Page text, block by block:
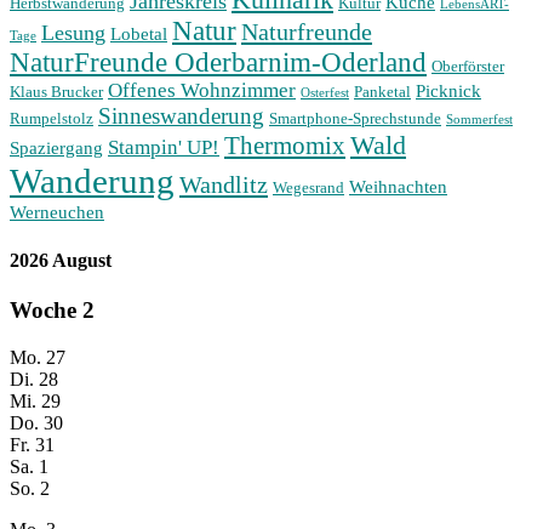
LebensART-
Tage Lesung Lobetal NaturNaturfreunde
NaturFreunde Oderbarnim-Oderland Oberförster
Klaus Brucker Offenes Wohnzimmer Osterfest Panketal Picknick
Rumpelstolz Sinneswanderung Smartphone-Sprechstunde Sommerfest
Spaziergang Stampin' UP! ThermomixWald
Wanderung Wandlitz Wegesrand Weihnachten
Werneuchen
2026 August
Woche 2
Mo. 27
Di. 28
Mi. 29
Do. 30
Fr. 31
Sa. 1
So. 2